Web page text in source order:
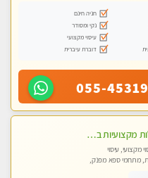
חניה חינם
נקי ומסודר
עיסוי מקצועי
דוברת עיברית
055-
חולון מטפלות מקצועיות ברמה גבוהה מומלץ מאוד !!! . . highly recommended..new in the city -אין פרטים נוספים במקום -ללא מין !!
מקצועי, עיסוי
מתחמי ספא מפנק,